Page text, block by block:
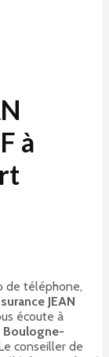
à
de téléphone,
JEAN
écoute à
Boulogne-
conseiller de